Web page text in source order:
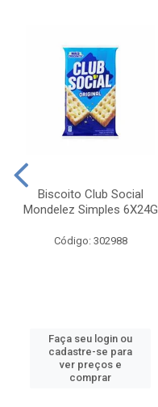
Biscoito Club Social
Mondelez Simples 6X24G
Código: 302988
Faça seu login ou
cadastre-se para
ver preços e
comprar